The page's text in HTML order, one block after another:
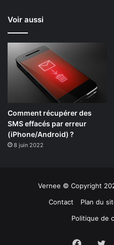
Voir aussi
Comment récupérer des
SMS effacés par erreur
(iPhone/Android) ?
8 juin 2022
Vernee © Copyright
Contact
Plan du
Politique de